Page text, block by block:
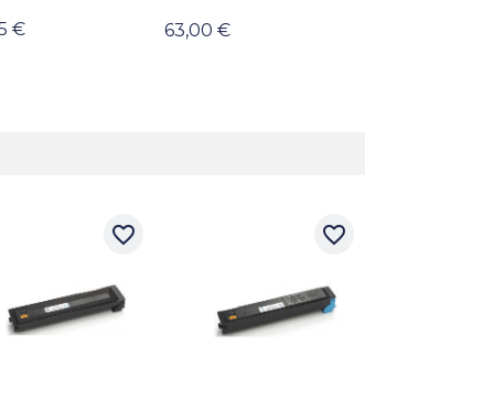
€ 63,00 €
favorite_border favorite_border